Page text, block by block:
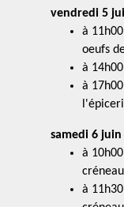
vendredi 5
à
oeufs
à
à
samedi 6 juin
à
créneau
à